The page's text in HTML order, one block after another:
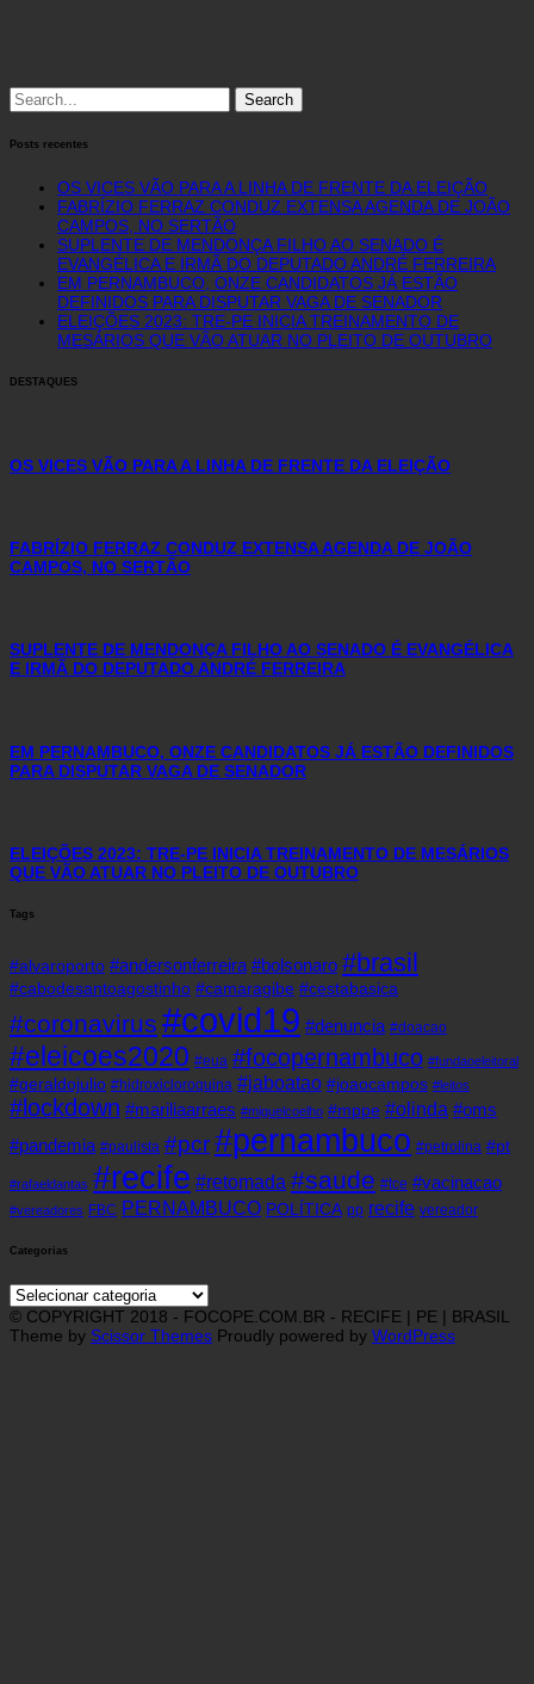
Search
for:
Posts recentes
OS VICES VÃO PARA A LINHA DE FRENTE DA ELEIÇÃO
FABRÍZIO FERRAZ CONDUZ EXTENSA AGENDA DE JOÃO
CAMPOS, NO SERTÃO
SUPLENTE DE MENDONÇA FILHO AO SENADO É
EVANGÉLICA E IRMÃ DO DEPUTADO ANDRÉ FERREIRA
EM PERNAMBUCO, ONZE CANDIDATOS JÁ ESTÃO
DEFINIDOS PARA DISPUTAR VAGA DE SENADOR
ELEIÇÕES 2023: TRE-PE INICIA TREINAMENTO DE
MESÁRIOS QUE VÃO ATUAR NO PLEITO DE OUTUBRO
DESTAQUES
OS VICES VÃO PARA A LINHA DE FRENTE DA ELEIÇÃO
FABRÍZIO FERRAZ CONDUZ EXTENSA AGENDA DE JOÃO
CAMPOS, NO SERTÃO
SUPLENTE DE MENDONÇA FILHO AO SENADO É EVANGÉLICA
E IRMÃ DO DEPUTADO ANDRÉ FERREIRA
EM PERNAMBUCO, ONZE CANDIDATOS JÁ ESTÃO DEFINIDOS
PARA DISPUTAR VAGA DE SENADOR
ELEIÇÕES 2023: TRE-PE INICIA TREINAMENTO DE MESÁRIOS
QUE VÃO ATUAR NO PLEITO DE OUTUBRO
Tags
#alvaroporto #andersonferreira #bolsonaro #brasil
#cabodesantoagostinho #camaragibe #cestabasica
#coronavirus #covid19 #denuncia #doacao
#eleicoes2020 #eua #focopernambuco #fundaoeleitoral
#geraldojulio #hidroxicloroquina #jaboatao #joaocampos #leitos
#lockdown #mariliaarraes #miguelcoelho #mppe #olinda #oms
#pandemia #paulista #pcr#pernambuco #petrolina #pt
#rafaeldantas #recife #retomada #saude #tce #vacinacao
#vereadores FBC PERNAMBUCO POLÍTICA pp recife vereador
Categorias
Categorias
© COPYRIGHT 2018 - FOCOPE.COM.BR - RECIFE | PE | BRASIL
Theme by Scissor Themes Proudly powered by WordPress